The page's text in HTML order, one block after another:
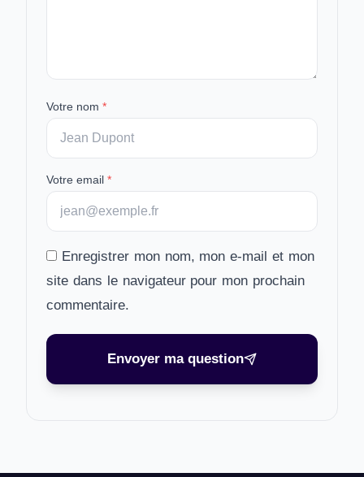
Votre nom *
Votre email *
Enregistrer mon nom, mon e-mail et mon
site dans le navigateur pour mon prochain
commentaire.
Envoyer ma question